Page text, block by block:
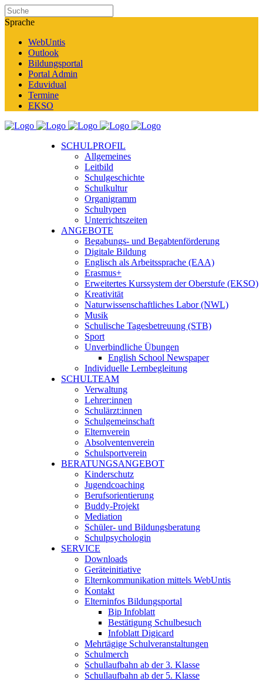
Sprache
WebUntis
Outlook
Bildungsportal
Portal Admin
Eduvidual
Termine
EKSO
SCHULPROFIL
Allgemeines
Leitbild
Schulgeschichte
Schulkultur
Organigramm
Schultypen
Unterrichtszeiten
ANGEBOTE
Begabungs- und Begabtenförderung
Digitale Bildung
Englisch als Arbeitssprache (EAA)
Erasmus+
Erweitertes Kurssystem der Oberstufe (EKSO)
Kreativität
Naturwissenschaftliches Labor (NWL)
Musik
Schulische Tagesbetreuung (STB)
Sport
Unverbindliche Übungen
English School Newspaper
Individuelle Lernbegleitung
SCHULTEAM
Verwaltung
Lehrer:innen
Schulärzt:innen
Schulgemeinschaft
Elternverein
Absolventenverein
Schulsportverein
BERATUNGSANGEBOT
Kinderschutz
Jugendcoaching
Berufsorientierung
Buddy-Projekt
Mediation
Schüler- und Bildungsberatung
Schulpsychologin
SERVICE
Downloads
Geräteinitiative
Elternkommunikation mittels WebUntis
Kontakt
Elterninfos Bildungsportal
Bip Infoblatt
Bestätigung Schulbesuch
Infoblatt Digicard
Mehrtägige Schulveranstaltungen
Schulmerch
Schullaufbahn ab der 3. Klasse
Schullaufbahn ab der 5. Klasse